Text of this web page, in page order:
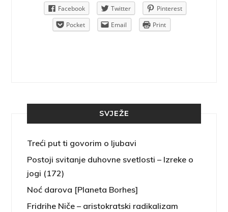
Facebook Twitter
Pinterest
Pocket
Email Print
SVJEŽE
Treći put ti govorim o ljubavi
Postoji svitanje duhovne svetlosti – Izreke o
jogi (172)
Noć darova [Planeta Borhes]
Fridrihe Niče – aristokratski radikalizam